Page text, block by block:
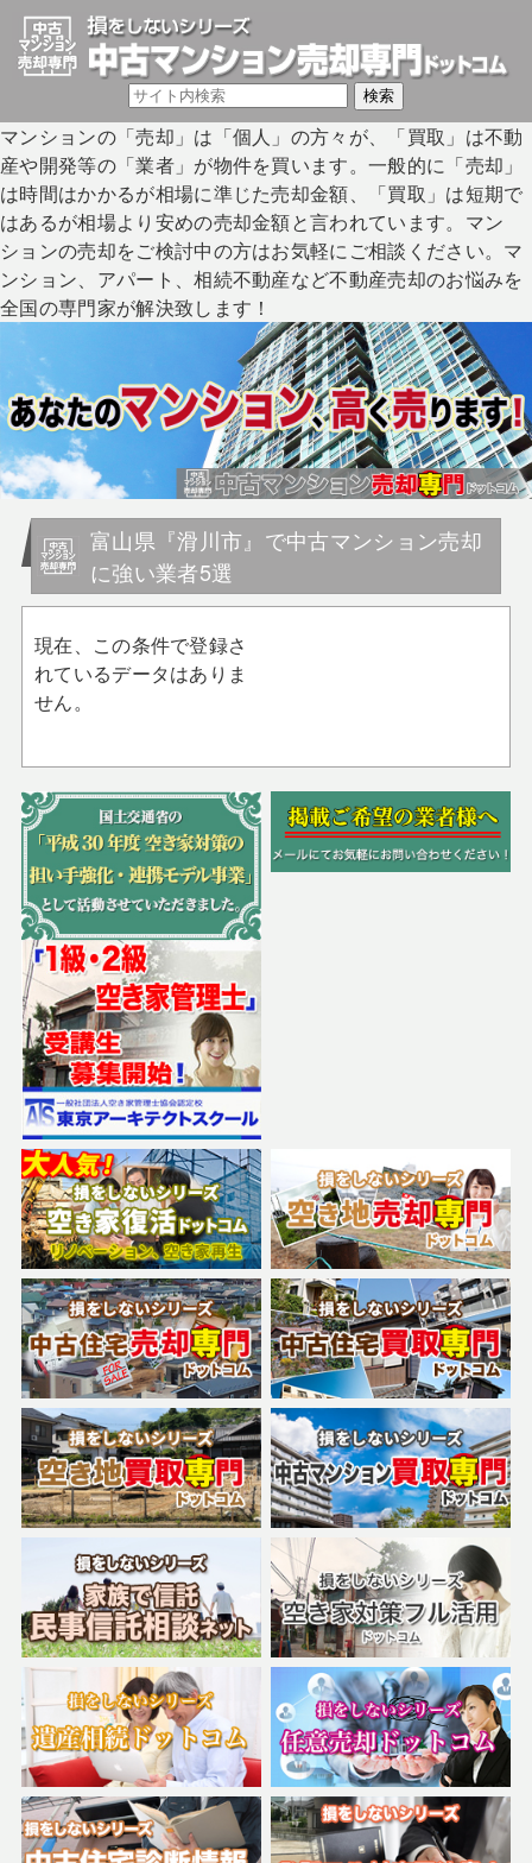
マンションの「売却」は「個人」の方々が、「買取」は不動
産や開発等の「業者」が物件を買います。一般的に「売却」
は時間はかかるが相場に準じた売却金額、「買取」は短期で
はあるが相場より安めの売却金額と言われています。マン
ションの売却をご検討中の方はお気軽にご相談ください。マ
ンション、アパート、相続不動産など不動産売却のお悩みを
全国の専門家が解決致します！
富山県『滑川市』で中古マンション売却
に強い業者5選
現在、この条件で登録さ
れているデータはありま
せん。